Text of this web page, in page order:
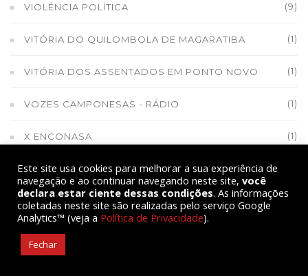
VIOLÊNCIA POLÍTICA (9)
VITÓRIA DO QUILOMBOLA DE MAGARATIBA (1)
VITÓRIA DOS ASSENTADOS EM PONTO NOVO (1)
VOZES CAMPONESAS - RÁDIO (1)
X ENCONASA (1)
Este site usa cookies para melhorar a sua experiência de
navegação e ao continuar navegando neste site, você
declara estar ciente dessas condições. As informações
coletadas neste site são realizadas pelo serviço Google
Analytics™ (veja a Política de Privacidade).
Fechar